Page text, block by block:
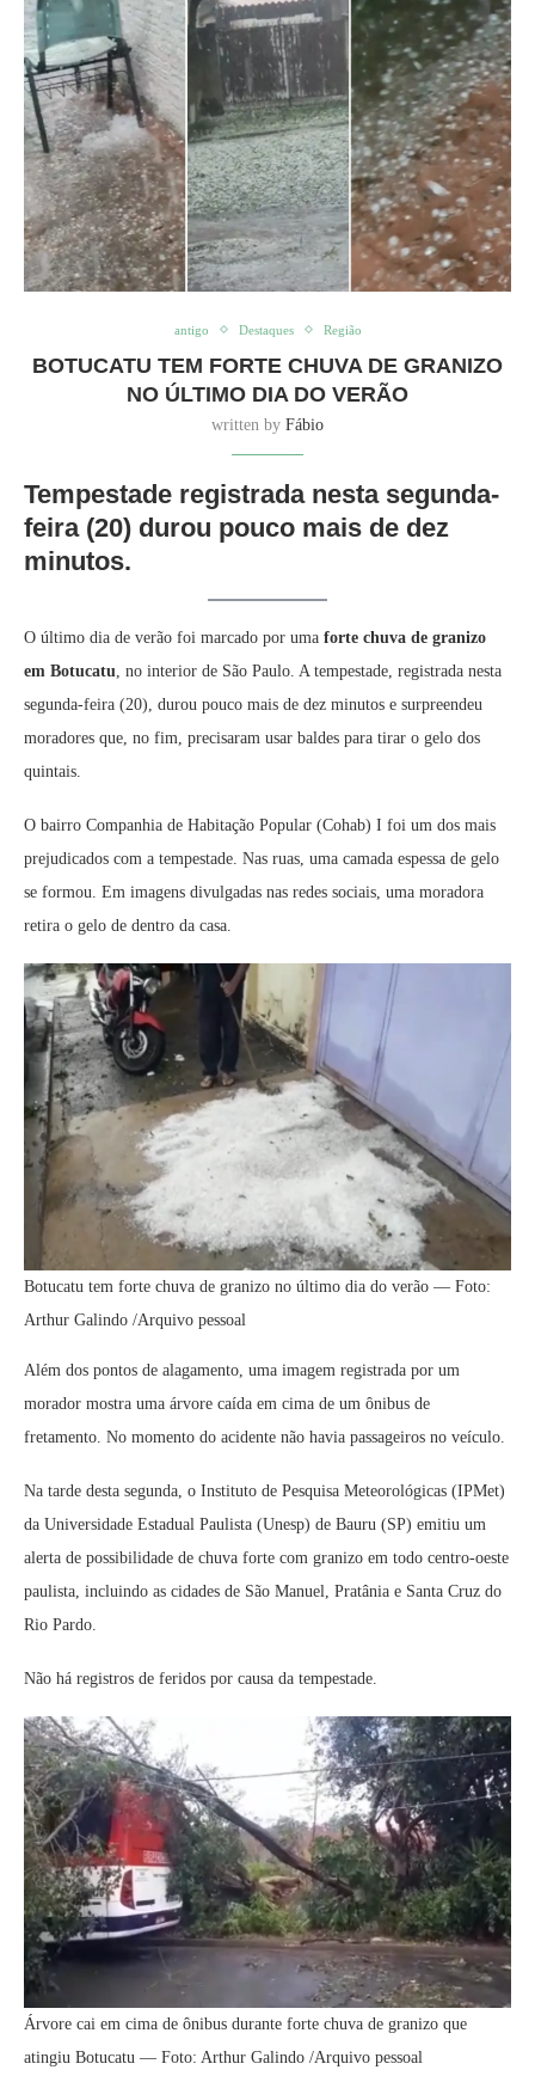
antigo Destaques Região
BOTUCATU TEM FORTE CHUVA DE GRANIZO
NO ÚLTIMO DIA DO VERÃO
written by Fábio
Tempestade registrada nesta segunda-
feira (20) durou pouco mais de dez
minutos.
O último dia de verão foi marcado por uma forte chuva de granizo
em Botucatu , no interior de São Paulo. A tempestade, registrada nesta
segunda-feira (20), durou pouco mais de dez minutos e surpreendeu
moradores que, no fim, precisaram usar baldes para tirar o gelo dos
quintais.
O bairro Companhia de Habitação Popular (Cohab) I foi um dos mais
prejudicados com a tempestade. Nas ruas, uma camada espessa de gelo
se formou. Em imagens divulgadas nas redes sociais, uma moradora
retira o gelo de dentro da casa.
Botucatu tem forte chuva de granizo no último dia do verão — Foto:
Arthur Galindo /Arquivo pessoal
Além dos pontos de alagamento, uma imagem registrada por um
morador mostra uma árvore caída em cima de um ônibus de
fretamento. No momento do acidente não havia passageiros no veículo.
Na tarde desta segunda, o Instituto de Pesquisa Meteorológicas (IPMet)
da Universidade Estadual Paulista (Unesp) de Bauru (SP) emitiu um
alerta de possibilidade de chuva forte com granizo em todo centro-oeste
paulista, incluindo as cidades de São Manuel, Pratânia e Santa Cruz do
Rio Pardo.
Não há registros de feridos por causa da tempestade.
Árvore cai em cima de ônibus durante forte chuva de granizo que
atingiu Botucatu — Foto: Arthur Galindo /Arquivo pessoal